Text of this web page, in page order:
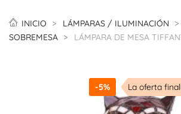
INICIO LÁMPARAS / ILUMINACIÓN
SOBREMESA
LÁMPARA DE MESA
-5% La oferta